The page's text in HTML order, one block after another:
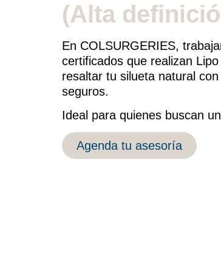
(Alta
En COLSURGERIES,
certificados que realizan
resaltar tu silueta natural
seguros.
Ideal para quienes buscan
Agenda tu asesoría